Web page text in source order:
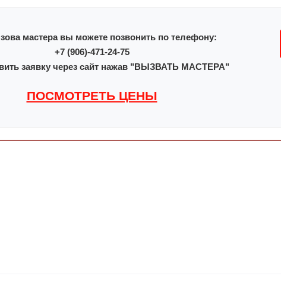
мастера вы можете позвонить по телефону:
+7 (906)-471-24-75
заявку через сайт нажав "ВЫЗВАТЬ МАСТЕРА"
ПОСМОТРЕТЬ ЦЕНЫ